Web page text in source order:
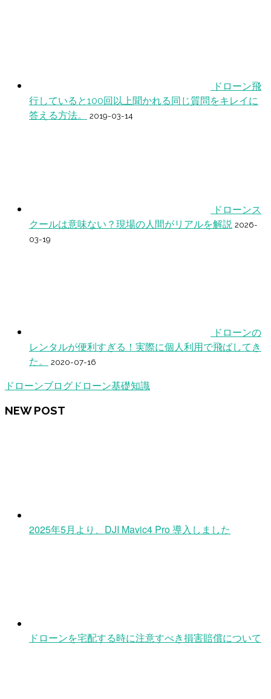
ドローン飛
行していると100回以上聞かれる同じ質問をキレイに
答える方法。
2019-03-14
ドローンス
クールは意味ない？現場の人間がリアルを解説 2026-
03-19
ドローンの
レンタルが便利すぎる！実際に個人利用で飛ばしてき
た。
2020-07-16
ドローンブログ ドローン基礎知識
NEW POST
2025年5月より、DJI Mavic4 Pro 導入しました
ドローンを宅配する時に注意すべき損害賠償について